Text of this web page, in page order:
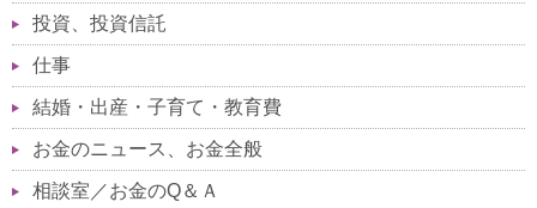
投資、投資信託
仕事
結婚・出産・子育て・教育費
お金のニュース、お金全般
相談室／お金のQ＆Ａ